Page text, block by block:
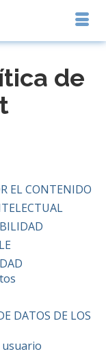
de
EL CONTENIDO
DATOS DE LOS
usuario